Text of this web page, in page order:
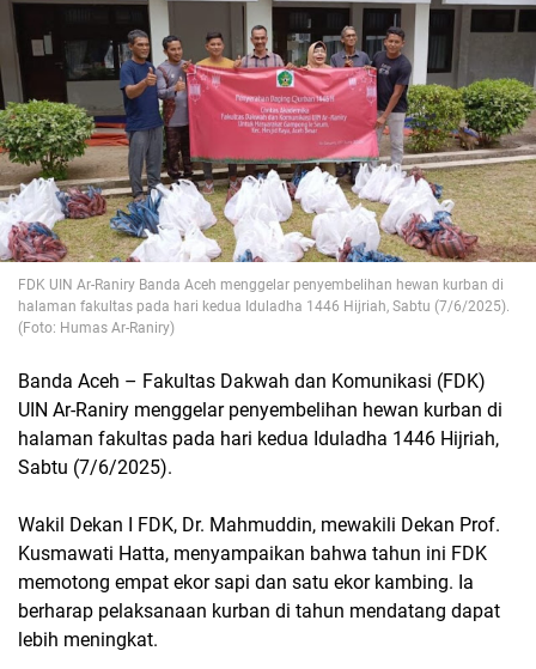
FDK UIN Ar-Raniry Banda Aceh menggelar penyembelihan hewan kurban di
halaman fakultas pada hari kedua Iduladha 1446 Hijriah, Sabtu (7/6/2025).
(Foto: Humas Ar-Raniry)
Banda Aceh – Fakultas Dakwah dan Komunikasi (FDK)
UIN Ar-Raniry menggelar penyembelihan hewan kurban di
halaman fakultas pada hari kedua Iduladha 1446 Hijriah,
Sabtu (7/6/2025).
Wakil Dekan I FDK, Dr. Mahmuddin, mewakili Dekan Prof.
Kusmawati Hatta, menyampaikan bahwa tahun ini FDK
memotong empat ekor sapi dan satu ekor kambing. Ia
berharap pelaksanaan kurban di tahun mendatang dapat
lebih meningkat.